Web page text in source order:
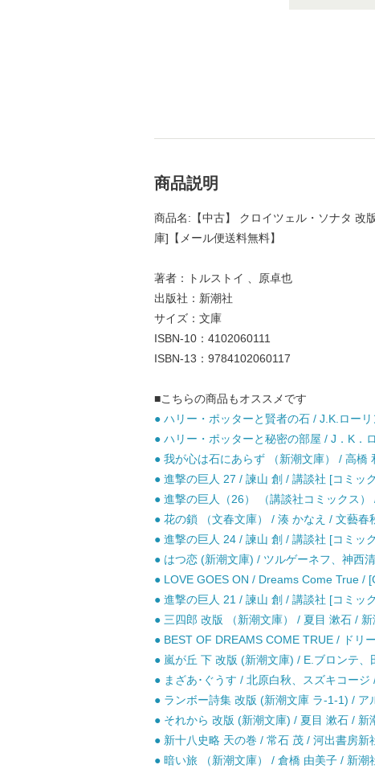
商品説明
商品名:【中古】 クロイツェル・ソナタ 改
庫]【メール便送料無料】
著者：トルストイ 、原卓也
出版社：新潮社
サイズ：文庫
ISBN-10：4102060111
ISBN-13：9784102060117
■こちらの商品もオススメです
● ハリー・ポッターと賢者の石 / J.K.ロー
● ハリー・ポッターと秘密の部屋 / J．K．
● 我が心は石にあらず （新潮文庫） / 高橋
● 進撃の巨人 27 / 諫山 創 / 講談社 [コミッ
● 進撃の巨人（26） （講談社コミックス
● 花の鎖 （文春文庫） / 湊 かなえ / 文藝春
● 進撃の巨人 24 / 諫山 創 / 講談社 [コミッ
● はつ恋 (新潮文庫) / ツルゲーネフ、神西
● LOVE GOES ON / Dreams Come True /
● 進撃の巨人 21 / 諫山 創 / 講談社 [コミッ
● 三四郎 改版 （新潮文庫） / 夏目 漱石 /
● BEST OF DREAMS COME TRUE / ドリ
● 嵐が丘 下 改版 (新潮文庫) / E.ブロンテ、
● まざあ･ぐうす / 北原白秋、スズキコージ
● ランボー詩集 改版 (新潮文庫 ラ-1-1) /
● それから 改版 (新潮文庫) / 夏目 漱石 / 新
● 新十八史略 天の巻 / 常石 茂 / 河出書房新
● 暗い旅 （新潮文庫） / 倉橋 由美子 / 新潮